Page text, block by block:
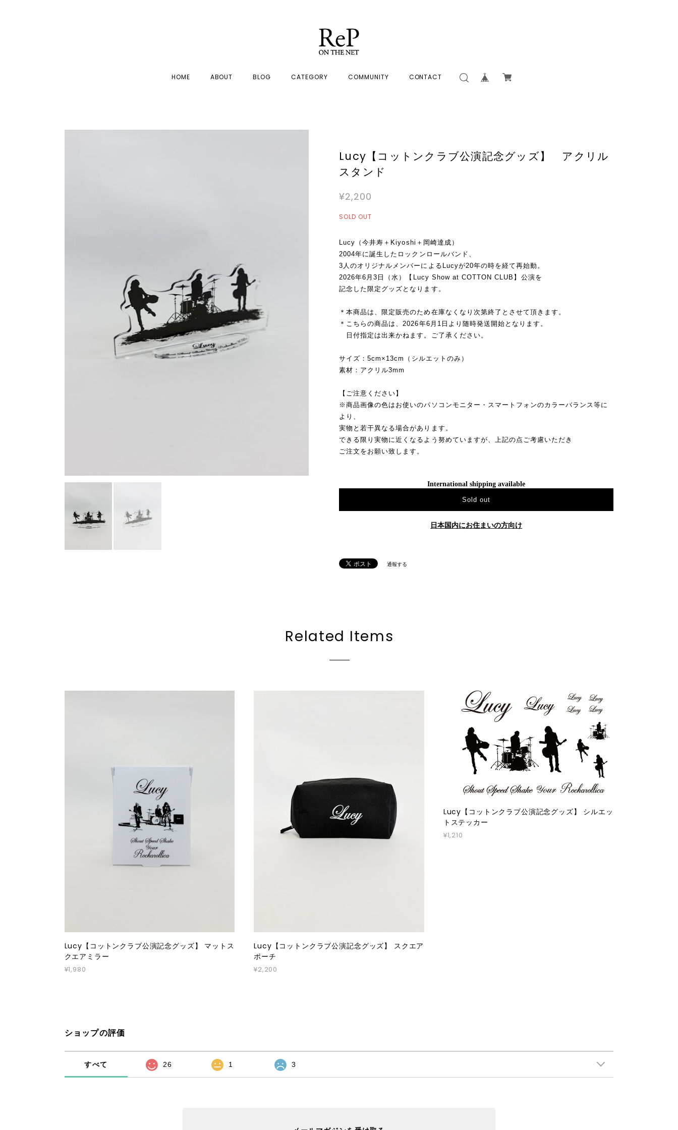
HOME ABOUT BLOG CATEGORY COMMUNITY CONTACT
Lucy【コットンクラブ公演記念グッズ】 アクリル
スタンド
¥2,200
SOLD OUT
Lucy（今井寿＋Kiyoshi＋岡崎達成）
2004年に誕生したロックンロールバンド、
3人のオリジナルメンバーによるLucyが20年の時を経て再始動。
2026年6月3日（水）【Lucy Show at COTTON CLUB】公演を
記念した限定グッズとなります。
＊本商品は、限定販売のため在庫なくなり次第終了とさせて頂きます。
＊こちらの商品は、2026年6月1日より随時発送開始となります。
日付指定は出来かねます。ご了承ください。
サイズ：5cm×13cm（シルエットのみ）
素材：アクリル3mm
【ご注意ください】
※商品画像の色はお使いのパソコンモニター・スマートフォンのカラーバランス等に
より、
実物と若干異なる場合があります。
できる限り実物に近くなるよう努めていますが、上記の点ご考慮いただき
ご注文をお願い致します。
International shipping available
Sold out
日本国内にお住まいの方向け
通報する
Related Items
Lucy【コットンクラブ公演記念グッズ】 マットス
クエアミラー
¥1,980
Lucy【コットンクラブ公演記念グッズ】 スクエア
ポーチ
¥2,200
Lucy【コットンクラブ公演記念グッズ】 シルエッ
トステッカー
¥1,210
ショップの評価
すべて 26 1 3